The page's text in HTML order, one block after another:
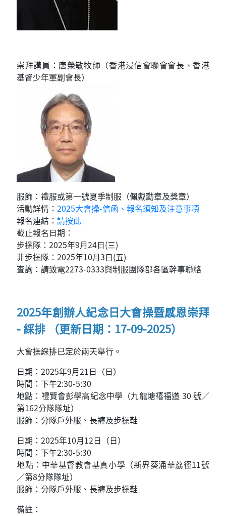
崇拜講員：唐榮敏牧師（香港浸信會聯會會長、香港
基督少年軍副會長）
服飾：禮服或第一號夏季制服（佩戴勳章及獎章）
活動詳情： 2025大會操-信函、報名須知及注意事項
報名連結： 請按此
截止報名日期：
步操隊：2025年9月24日(三)
非步操隊：2025年10月3日(五)
查詢：請致電2273-0333與制服團隊部各區幹事聯絡
2025年創辦人紀念日大會操暨感恩崇拜
- 綵排 （更新日期：17-09-2025）
大會操綵排已定於兩天舉行。
日期：2025年9月21日（日）
時間：下午2:30-5:30
地點：禮賢會彭學高紀念中學（九龍塘禧福道 30 號／
第162分隊隊址）
服飾：分隊戶外服、長褲及步操鞋
日期：2025年10月12日（日）
時間：下午2:30-5:30
地點：中華基督教會基真小學（新界葵涌華荔徑11號
／第8分隊隊址）
服飾：分隊戶外服、長褲及步操鞋
備註：